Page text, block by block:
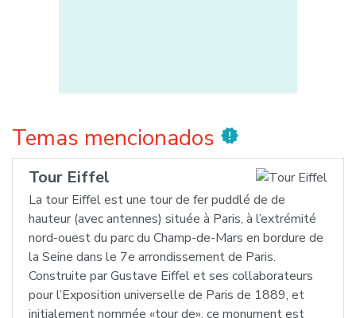
Temas mencionados new_releases
Tour Eiffel
La tour Eiffel est une tour de fer puddlé de de
hauteur (avec antennes) située à Paris, à l’extrémité
nord-ouest du parc du Champ-de-Mars en bordure de
la Seine dans le 7e arrondissement de Paris.
Construite par Gustave Eiffel et ses collaborateurs
pour l’Exposition universelle de Paris de 1889, et
initialement nommée «tour de», ce monument est